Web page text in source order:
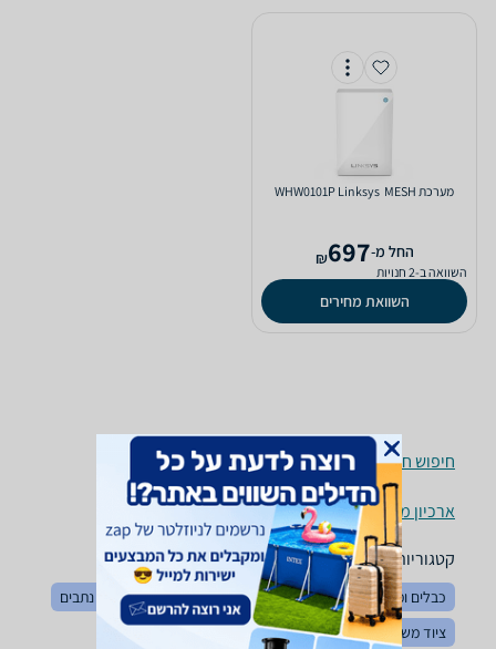
מערכת MESH ‏ WHW0101P Linksys
‫החל מ-697
₪
השוואה ב-2 חנויות
השוואת מחירים
חיפוש חנויות מגדילי טווח / Access Points לפי עיר
ארכיון מוצרים
קטגוריות משלימות
כבלים ומתאמים מודמים מודמים סלולריים
ראוטרים / נתבים
ציוד משלים לתקשורת